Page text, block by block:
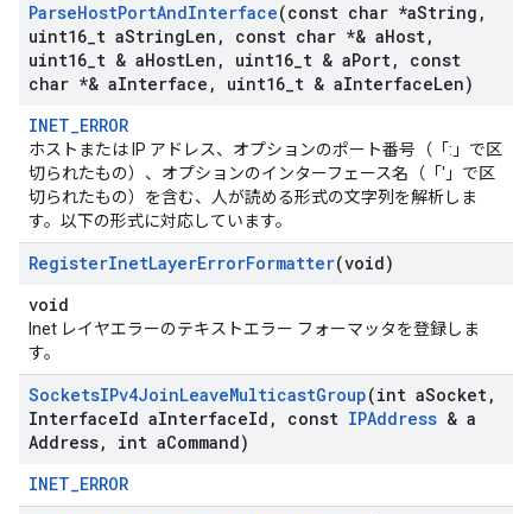
ParseHostPortAndInterface(const char *aString ,
uint16 t aStringLen , const char *& aHost,
uint16 t & aHostLen , uint16 t & aPort,
const
char *& aInterface , uint16 t & aInterfaceLen)
INET_ERROR
ホストまたは IP アドレス、オプションのポート番号（「:」で区
切られたもの）、オプションのインターフェース名（「'」で区
切られたもの）を含む、人が読める形式の文字列を解析しま
す。以下の形式に対応しています。
RegisterInetLayerErrorFormatter(void)
void
Inet レイヤエラーのテキストエラー フォーマッタを登録しま
す。
SocketsIPv4JoinLeaveMulticastGroup(int aSocket,
InterfaceId aInterfaceId , const IPAddress & a
Address, int aCommand)
INET_ERROR